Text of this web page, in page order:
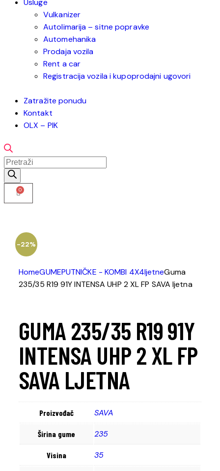
Usluge
Vulkanizer
Autolimarija – sitne popravke
Automehanika
Prodaja vozila
Rent a car
Registracija vozila i kupoprodajni ugovori
Zatražite ponudu
Kontakt
OLX – PIK
-22%
HomeGUMEPUTNIČKE - KOMBI 4X4ljetneGuma
235/35 R19 91Y INTENSA UHP 2 XL FP SAVA ljetna
GUMA 235/35 R19 91Y
INTENSA UHP 2 XL FP
SAVA LJETNA
Proizvođač SAVA
Širina gume 235
Visina 35